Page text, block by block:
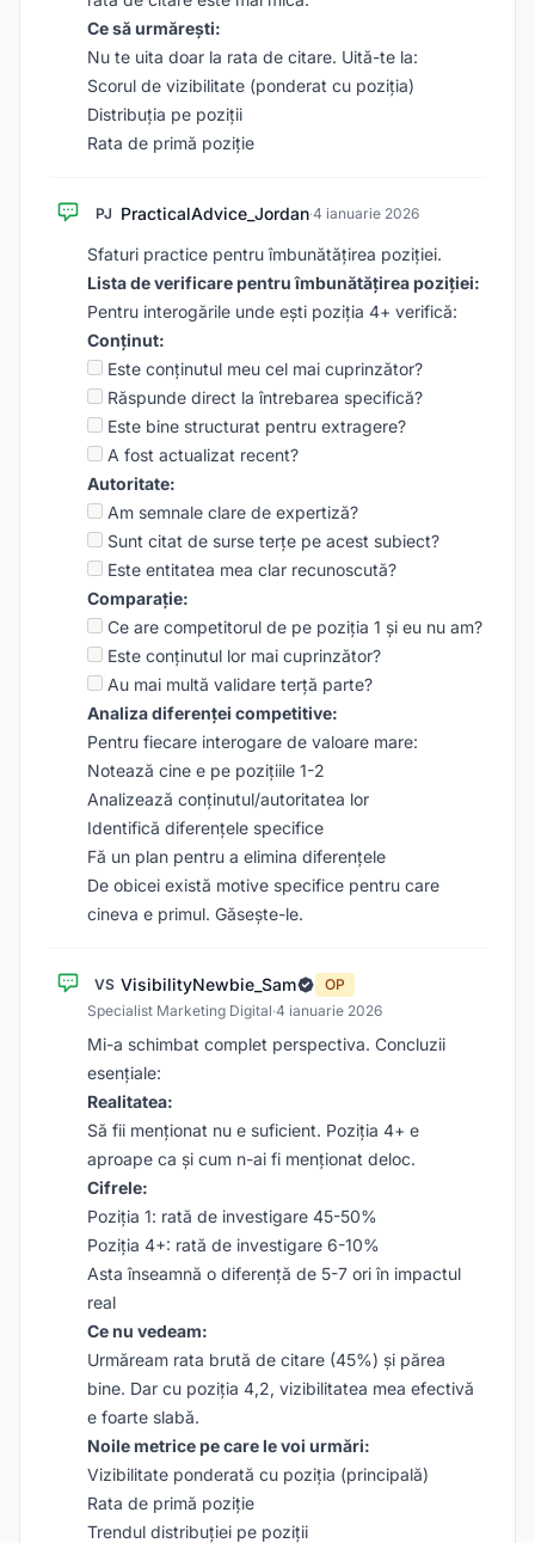
Ce să urmărești:
Nu te uita doar la rata de citare. Uită-te la:
Scorul de vizibilitate (ponderat cu poziția)
Distribuția pe poziții
Rata de primă poziție
PJ PracticalAdvice_Jordan·4 ianuarie 2026
Sfaturi practice pentru îmbunătățirea poziției.
Lista de verificare pentru îmbunătățirea poziției:
Pentru interogările unde ești poziția 4+ verifică:
Conținut:
Este conținutul meu cel mai cuprinzător?
Răspunde direct la întrebarea specifică?
Este bine structurat pentru extragere?
A fost actualizat recent?
Autoritate:
Am semnale clare de expertiză?
Sunt citat de surse terțe pe acest subiect?
Este entitatea mea clar recunoscută?
Comparație:
Ce are competitorul de pe poziția 1 și eu nu am?
Este conținutul lor mai cuprinzător?
Au mai multă validare terță parte?
Analiza diferenței competitive:
Pentru fiecare interogare de valoare mare:
Notează cine e pe pozițiile 1-2
Analizează conținutul/autoritatea lor
Identifică diferențele specifice
Fă un plan pentru a elimina diferențele
De obicei există motive specifice pentru care
cineva e primul. Găsește-le.
VS VisibilityNewbie_Sam
OP
Specialist Marketing Digital·4 ianuarie 2026
Mi-a schimbat complet perspectiva. Concluzii
esențiale:
Realitatea:
Să fii menționat nu e suficient. Poziția 4+ e
aproape ca și cum n-ai fi menționat deloc.
Cifrele:
Poziția 1: rată de investigare 45-50%
Poziția 4+: rată de investigare 6-10%
Asta înseamnă o diferență de 5-7 ori în impactul
real
Ce nu vedeam:
Urmăream rata brută de citare (45%) și părea
bine. Dar cu poziția 4,2, vizibilitatea mea efectivă
e foarte slabă.
Noile metrice pe care le voi urmări:
Vizibilitate ponderată cu poziția (principală)
Rata de primă poziție
Trendul distribuției pe poziții